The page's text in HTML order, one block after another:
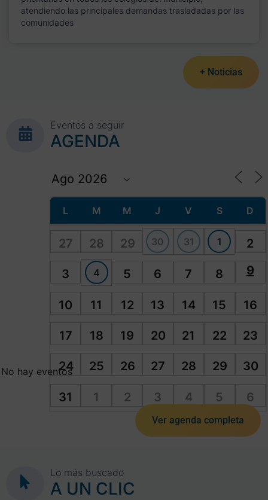
atendiendo las principales demandas trasladadas por las
comunidades
+ Noticias
Eventos a seguir
AGENDA
L M M J V S D
27 28 29 30 31 1 2
3 4 5 6 7 8 9
10 11 12 13 14 15 16
17 18 19 20 21 22 23
24 25 26 27 28 29 30
31 1 2 3 4 5 6
No hay eventos
Ver agenda completa
Lo más buscado
A UN CLIC